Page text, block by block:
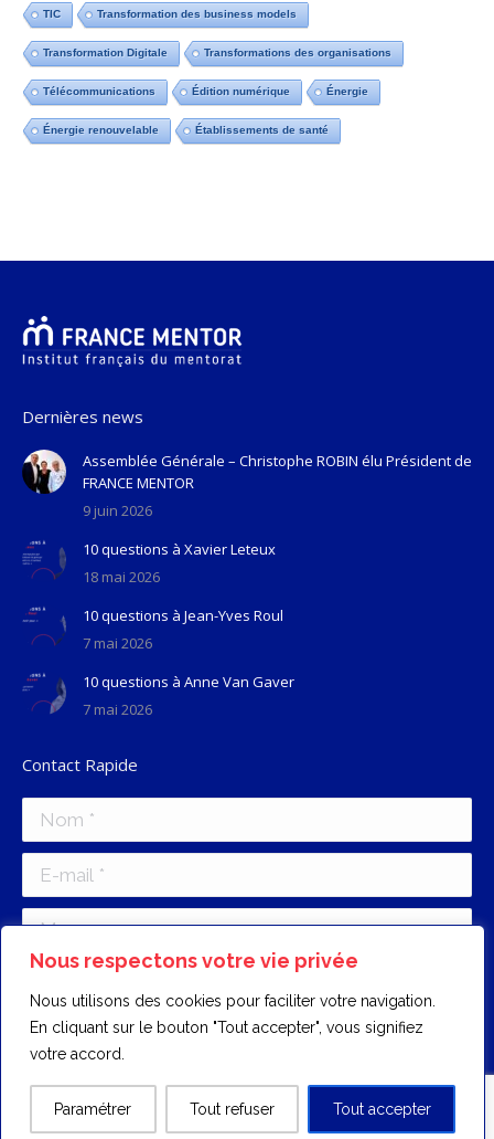
Nous respectons votre vie privée
Nous utilisons des cookies pour faciliter votre navigation.
En cliquant sur le bouton "Tout accepter", vous signifiez
votre accord.
Paramétrer Tout refuser Tout accepter
TIC Transformation des business models
Transformation Digitale Transformations des organisations
Télécommunications Édition numérique Énergie
Énergie renouvelable Établissements de santé
Dernières news
Assemblée Générale – Christophe ROBIN élu Président de
FRANCE MENTOR
9 juin 2026
10 questions à Xavier Leteux
18 mai 2026
10 questions à Jean-Yves Roul
7 mai 2026
10 questions à Anne Van Gaver
7 mai 2026
Contact Rapide
Nom *
E-mail *
Message
Envoyer